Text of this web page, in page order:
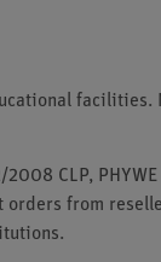
facilities.
CLP,
orders from